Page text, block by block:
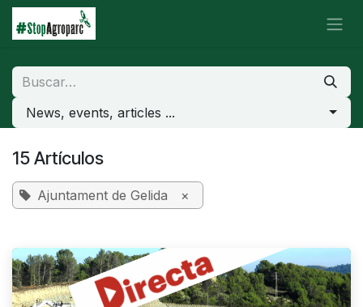
Ir al contenido
News, events, articles ...
15 Artículos
Ajuntament de Gelida ×